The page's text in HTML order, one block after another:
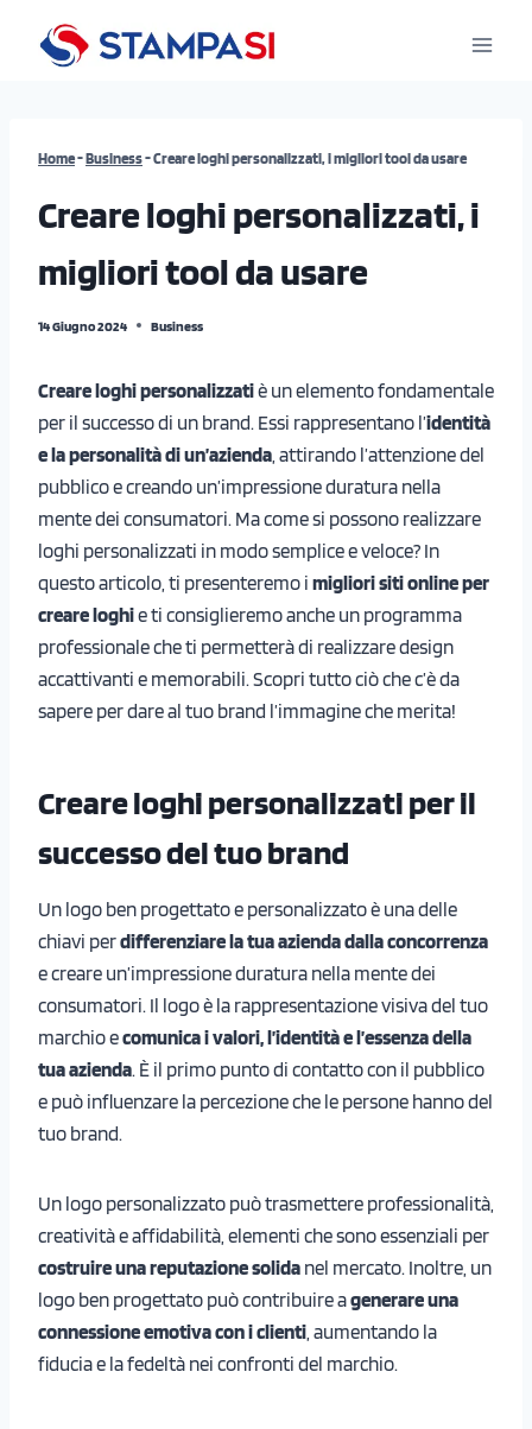
Home-Business-Creare loghi personalizzati, i migliori tool da usare
Creare loghi personalizzati, i
migliori tool da usare
14 Giugno 2024 Business
Creare loghi personalizzatiè un elemento fondamentale
per il successo di un brand. Essi rappresentano l’identità
e la personalità di un’azienda , attirando l’attenzione del
pubblico e creando un’impressione duratura nella
mente dei consumatori. Ma come si possono realizzare
loghi personalizzati in modo semplice e veloce? In
questo articolo, ti presenteremo i migliori siti online per
creare loghie ti consiglieremo anche un programma
professionale che ti permetterà di realizzare design
accattivanti e memorabili. Scopri tutto ciò che c’è da
sapere per dare al tuo brand l’immagine che merita!
Creare loghi personalizzati per il
successo del tuo brand
Un logo ben progettato e personalizzato è una delle
chiavi perdifferenziare la tua aziendadalla concorrenza
e creare un’impressione duratura nella mente dei
consumatori. Il logo è la rappresentazione visiva del tuo
marchio ecomunica i valori, l’identità e l’essenza della
tua azienda. È il primo punto di contatto con il pubblico
e può influenzare la percezione che le persone hanno del
tuo brand.
Un logo personalizzato può trasmettere professionalità,
creatività e affidabilità, elementi che sono essenziali per
costruire una reputazione solida nel mercato. Inoltre, un
logo ben progettato può contribuire agenerare una
connessione emotiva con i clienti , aumentando la
fiducia e la fedeltà nei confronti del marchio.